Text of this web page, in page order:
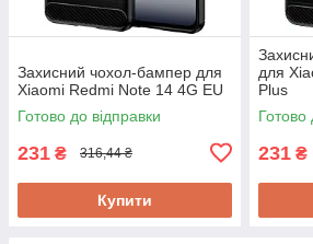
Захисний чохол-бампер для
Xiaomi Redmi Note 14 4G EU
Готово до відправки
231 ₴ 316,44 ₴
Купити
для
Plus
Готово
231 ₴